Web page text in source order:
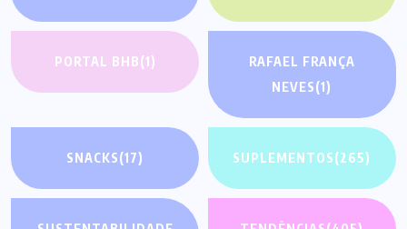
PORTAL BHB(1)
RAFAEL FRANÇA
NEVES(1)
SNACKS(17) SUPLEMENTOS(265)